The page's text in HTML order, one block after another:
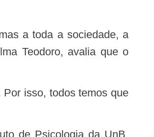
Teodoro, avalia que o